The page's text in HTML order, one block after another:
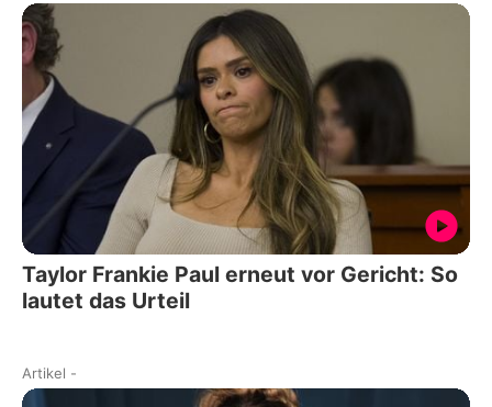
Taylor Frankie Paul erneut vor Gericht: So
lautet das Urteil
Artikel -